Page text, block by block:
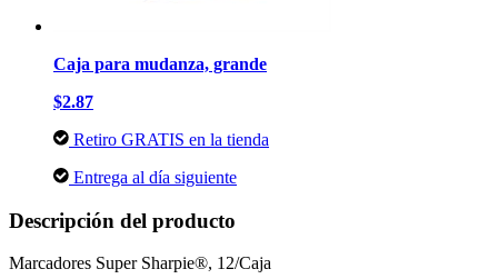
Caja para mudanza, grande
$2.87
Retiro GRATIS en la tienda
Entrega al día siguiente
Descripción del producto
Marcadores Super Sharpie®, 12/Caja